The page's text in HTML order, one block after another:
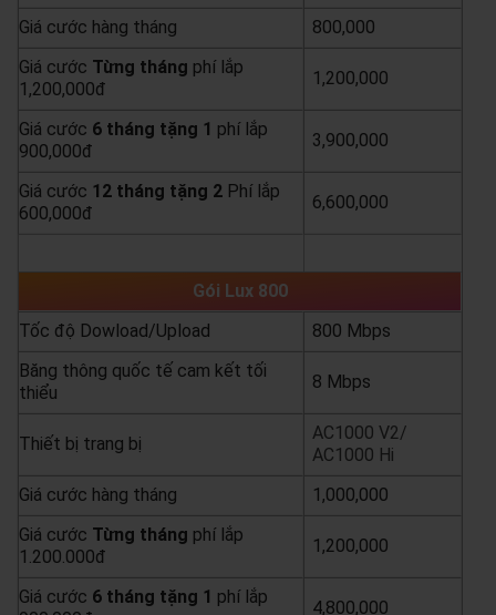
Giá cước hàng tháng
800,000
Giá cước Từng tháng phí lắp
1,200,000đ
1,200,000
Giá cước 6 tháng tặng 1 phí lắp
900,000đ
3,900,000
Giá cước 12 tháng tặng 2 Phí lắp
600,000đ
6,600,000
Gói Lux 800
Tốc độ Dowload/Upload
800 Mbps
Băng thông quốc tế cam kết tối
thiểu
8 Mbps
Thiết bị trang bị
AC1000 V2/
AC1000 Hi
Giá cước hàng tháng
1,000,000
Giá cước Từng tháng phí lắp
1.200.000đ
1,200,000
Giá cước 6 tháng tặng 1 phí lắp
4,800,000